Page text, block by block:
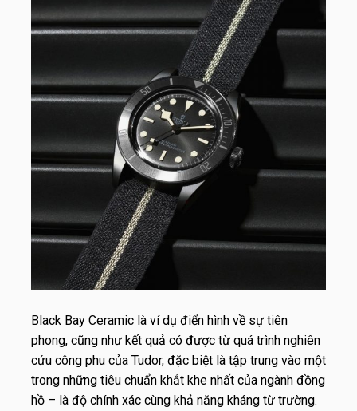
Black Bay Ceramic là ví dụ điển hình về sự tiên
phong, cũng như kết quả có được từ quá trình nghiên
cứu công phu của Tudor, đặc biệt là tập trung vào một
trong những tiêu chuẩn khắt khe nhất của ngành đồng
hồ – là độ chính xác cùng khả năng kháng từ trường.